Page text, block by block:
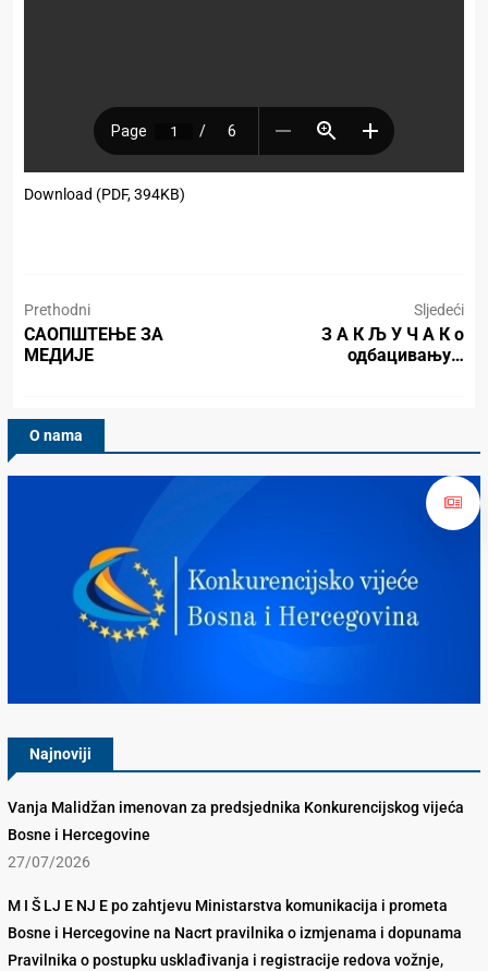
Download (PDF, 394KB)
Prethodni
САОПШТЕЊЕ ЗА
МЕДИЈЕ
Sljedeći
З А К Љ У Ч А К о
одбацивању…
O nama
Najnoviji
Vanja Malidžan imenovan za predsjednika Konkurencijskog vijeća
Bosne i Hercegovine
27/07/2026
M I Š LJ E NJ E po zahtjevu Ministarstva komunikacija i prometa
Bosne i Hercegovine na Nacrt pravilnika o izmjenama i dopunama
Pravilnika o postupku usklađivanja i registracije redova vožnje,